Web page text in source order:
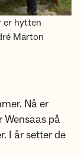
er hytten
Marton
Nå er
på
I år setter de